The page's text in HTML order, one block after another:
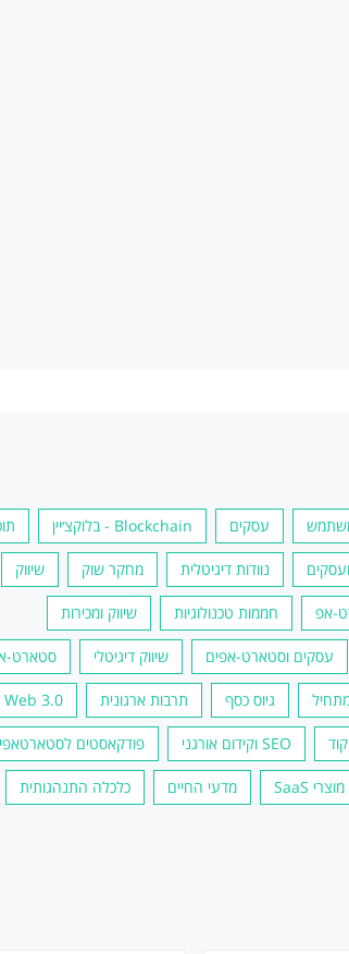
משתמש עסקים Blockchain - בלוקצ׳יין
נוודות דיגיטלית מחקר שוק שיווק
אפ חממות טכנולוגיות שיווק ומכירות
עסקים וסטארט-אפים שיווק דיגיטלי סטארט-
גיוס כסף תרבות ארגונית Web 3.0 - ווב3
SEO וקידום אורגני פודקאסטים
מוצרי SaaS מדעי החיים כלכלה התנהגותית